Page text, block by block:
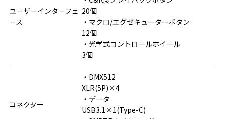
ユーザーインターフェ
ース
20個
・マクロ/エグゼキューターボタン
12個
・光学式コントロールホイール
3個
コネクター
・DMX512
XLR(5P)×4
・データ
USB3.1×1(Type-C)